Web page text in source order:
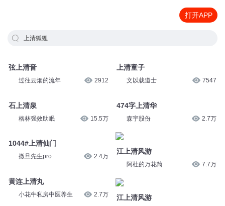
打开APP
上清狐狸
弦上清音
过往云烟的流年 2912
石上清泉
格林强效助眠 15.5万
1044#上清仙门
撒旦先生pro 2.4万
黄连上清丸
小花牛私房中医养生 2.7万
上清童子
文以载道士 7547
474字上清华
森宇股份 2.7万
江上清风游
阿杜的万花筒 7.7万
江上清风游